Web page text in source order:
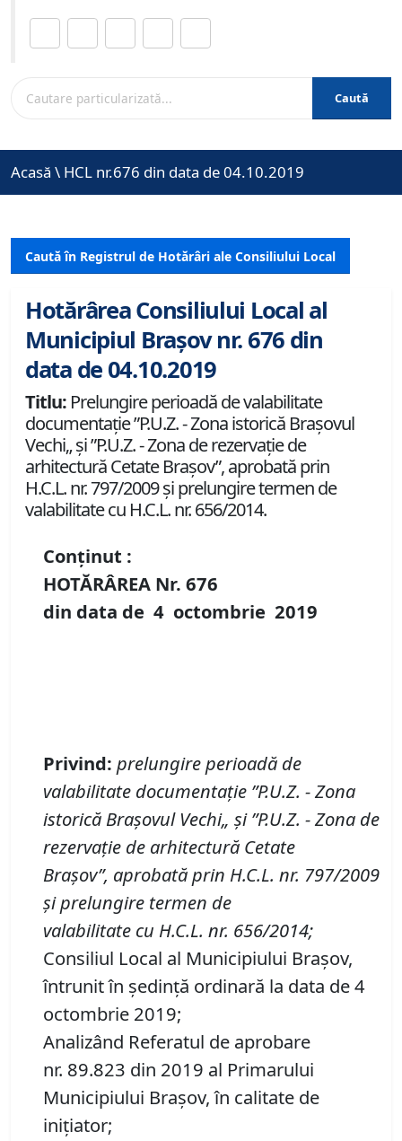
Caută
Acasă \ HCL nr.676 din data de 04.10.2019
Caută în Registrul de Hotărâri ale Consiliului Local
Hotărârea Consiliului Local al
Municipiul Brașov nr. 676 din
data de 04.10.2019
Titlu: Prelungire perioadă de valabilitate
documentaţie ”P.U.Z. - Zona istorică Braşovul
Vechi„ şi ”P.U.Z. - Zona de rezervaţie de
arhitectură Cetate Braşov”, aprobată prin
H.C.L. nr. 797/2009 şi prelungire termen de
valabilitate cu H.C.L. nr. 656/2014.
Conținut :
HOTĂRÂREA Nr. 676
din data de 4 octombrie 2019
Privind: prelungire perioadă de
valabilitate documentaţie ”P.U.Z. - Zona
istorică Braşovul Vechi„ şi”P.U.Z. - Zona de
rezervaţie de arhitectură Cetate
Braşov”, aprobată prin H.C.L. nr. 797/2009
şiprelungire termen de
valabilitate cu H.C.L. nr. 656/2014;
Consiliul Local al Municipiului Brașov,
întrunit în ședință ordinară la data de 4
octombrie 2019;
Analizând Referatul de aprobare
nr. 89.823 din 2019 al Primarului
Municipiului Braşov, în calitate de
inițiator;